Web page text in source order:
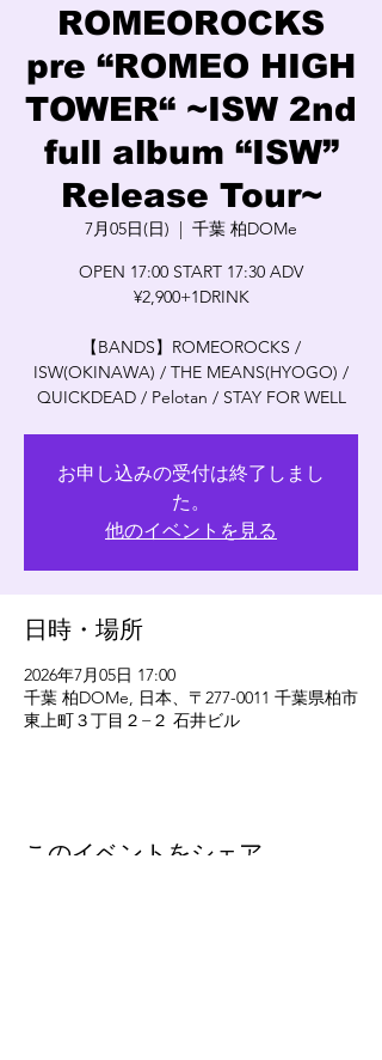
ROMEOROCKS
pre “ROMEO HIGH
TOWER“ ~ISW 2nd
full album “ISW”
Release Tour~
7月05日(日)
  |
千葉 柏DOMe
OPEN 17:00 START 17:30 ADV
¥2,900+1DRINK
【BANDS】ROMEOROCKS /
ISW(OKINAWA) / THE MEANS(HYOGO) /
QUICKDEAD / Pelotan / STAY FOR WELL
お申し込みの受付は終了しまし
た。
他のイベントを見る
日時・場所
2026年7月05日 17:00
千葉 柏DOMe, 日本、〒277-0011 千葉県柏市
東上町３丁目２−２ 石井ビル
このイベントをシェア